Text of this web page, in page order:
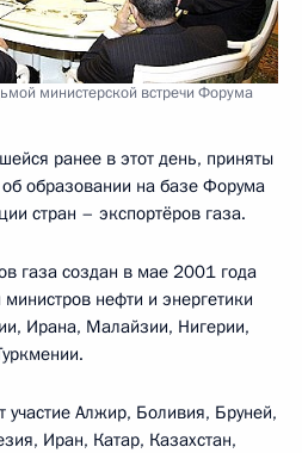
министерской встречи Форума
ранее в этот день, приняты
образовании на базе Форума
стран – экспортёров газа.
газа создан в мае 2001 года
нефти и энергетики
Ирана, Малайзии, Нигерии,
Алжир, Боливия, Бруней,
Иран, Катар, Казахстан,